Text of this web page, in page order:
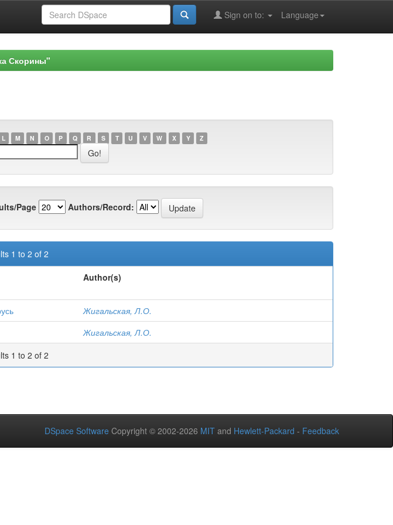
Language
Sign on to:
Скорины"
L M N O P Q R S T U V W X Y Z
Page Authors/Record:
1 to 2 of 2
Author(s)
Жигальская, Л.О.
Жигальская, Л.О.
1 to 2 of 2
DSpace Software Copyright © 2002-2026 MIT and Hewlett-Packard - Feedback